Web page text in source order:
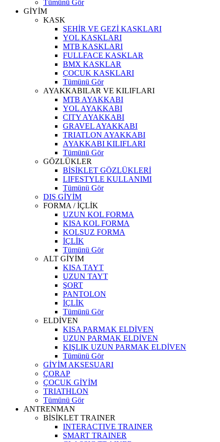
Tümünü Gör
GİYİM
KASK
ŞEHİR VE GEZİ KASKLARI
YOL KASKLARI
MTB KASKLARI
FULLFACE KASKLAR
BMX KASKLAR
ÇOCUK KASKLARI
Tümünü Gör
AYAKKABILAR VE KILIFLARI
MTB AYAKKABI
YOL AYAKKABI
CITY AYAKKABI
GRAVEL AYAKKABI
TRIATLON AYAKKABI
AYAKKABI KILIFLARI
Tümünü Gör
GÖZLÜKLER
BİSİKLET GÖZLÜKLERİ
LIFESTYLE KULLANIMI
Tümünü Gör
DIŞ GİYİM
FORMA / İÇLİK
UZUN KOL FORMA
KISA KOL FORMA
KOLSUZ FORMA
İÇLİK
Tümünü Gör
ALT GİYİM
KISA TAYT
UZUN TAYT
ŞORT
PANTOLON
İÇLİK
Tümünü Gör
ELDİVEN
KISA PARMAK ELDİVEN
UZUN PARMAK ELDİVEN
KIŞLIK UZUN PARMAK ELDİVEN
Tümünü Gör
GİYİM AKSESUARI
ÇORAP
ÇOCUK GİYİM
TRIATHLON
Tümünü Gör
ANTRENMAN
BİSİKLET TRAINER
INTERACTIVE TRAINER
SMART TRAINER